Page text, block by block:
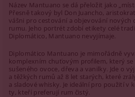
Název Mantuano se dá přeložit jako
Přesně takový byl Don Juancho,
vášni pro cestování a objevování nových
rumu. Jeho portrét zdobí etikety celé
Diplomático, Mantuano nevyjímaje.
Diplomático Mantuano je mimořádně
komplexním chuťovým profilem, který se
sušeného ovoce, dřeva a vanilky. Jde o
a těžkých rumů až 8 let starých, které
a sladové whisky. Je ideální pro použití v
ty, kteří preferují rum čistý.